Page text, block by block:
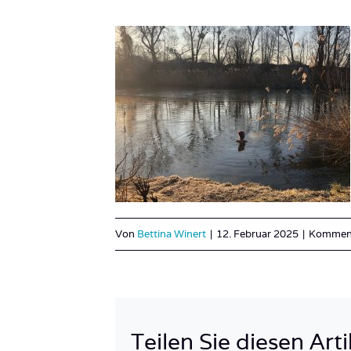
Von Bettina Winert | 12. Februar 2025 |
Teilen Sie diesen